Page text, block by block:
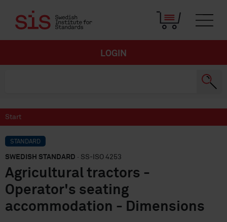
LOGIN
Start
STANDARD
SWEDISH STANDARD · SS-ISO 4253
Agricultural tractors -
Operator's seating
accommodation - Dimensions